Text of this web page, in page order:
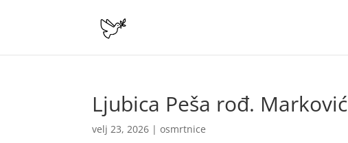
Ljubica Peša rođ. Marković
velj 23, 2026 |osmrtnice